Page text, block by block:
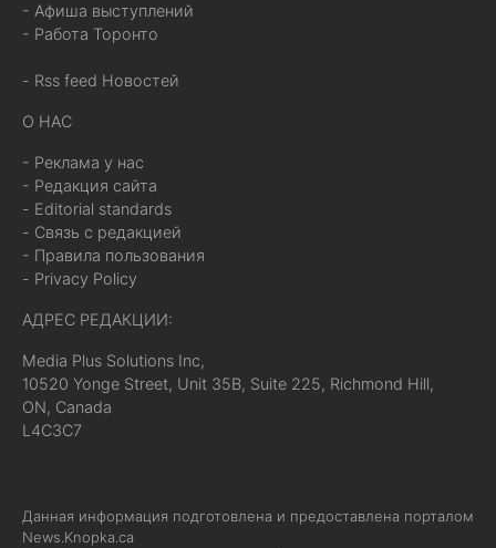
- Афиша выступлений
- Работа Торонто
- Rss feed Новостей
О НАС
- Реклама у нас
- Редакция сайта
- Editorial standards
- Связь с редакцией
- Правила пользования
- Privacy Policy
АДРЕС РЕДАКЦИИ:
Media Plus Solutions Inc,
10520 Yonge Street, Unit 35B, Suite 225, Richmond Hill,
ON, Canada
L4C3C7
Данная информация подготовлена и предоставлена порталом
News.Knopka.ca